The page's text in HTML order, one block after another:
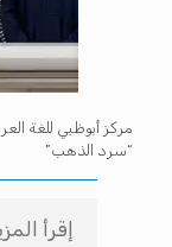
مركز أبوظبي للغة
“سرد الذهب”
إقرأ